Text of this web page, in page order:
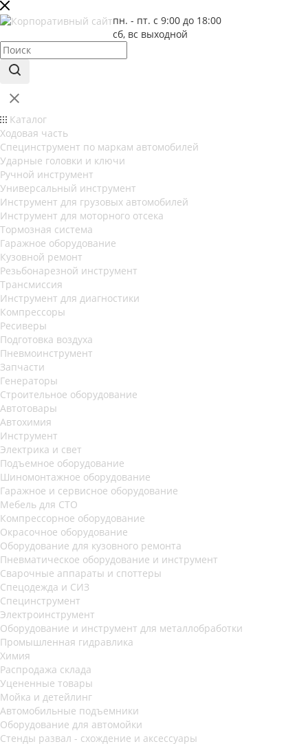
пн. - пт. с 9:00 до 18:00
сб, вс выходной
Каталог
Ходовая часть
Специнструмент по маркам автомобилей
Ударные головки и ключи
Ручной инструмент
Универсальный инструмент
Инструмент для грузовых автомобилей
Инструмент для моторного отсека
Тормозная система
Гаражное оборудование
Кузовной ремонт
Резьбонарезной инструмент
Трансмиссия
Инструмент для диагностики
Компрессоры
Ресиверы
Подготовка воздуха
Пневмоинструмент
Запчасти
Генераторы
Строительное оборудование
Автотовары
Автохимия
Инструмент
Электрика и свет
Подъемное оборудование
Шиномонтажное оборудование
Гаражное и сервисное оборудование
Мебель для СТО
Компрессорное оборудование
Окрасочное оборудование
Оборудование для кузовного ремонта
Пневматическое оборудование и инструмент
Сварочные аппараты и споттеры
Спецодежда и СИЗ
Специнструмент
Электроинструмент
Оборудование и инструмент для металлобработки
Промышленная гидравлика
Химия
Распродажа склада
Уцененные товары
Мойка и детейлинг
Автомобильные подъемники
Оборудование для автомойки
Стенды развал - схождение и аксессуары